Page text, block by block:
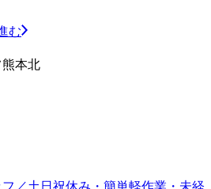
む
本北
／土日祝休み・簡単軽作業・未経